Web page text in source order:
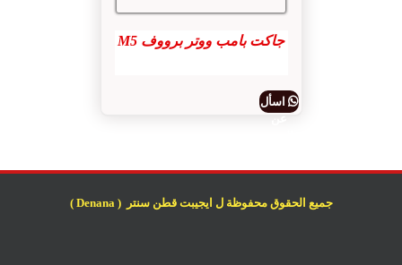
جاكت بامب ووتر برووف M5
اسأل
جميع الحقوق محفوظة ل ايجيبت قطن سنتر ( Denana )